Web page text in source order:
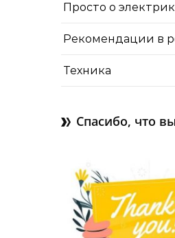
Просто о
Рекомендации в
Техника
Спасибо, что